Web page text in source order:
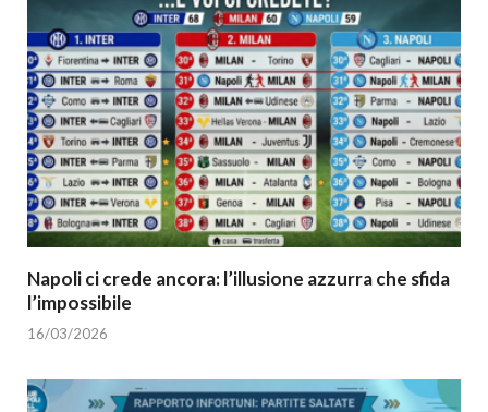
Napoli ci crede ancora: l’illusione azzurra che sfida
l’impossibile
16/03/2026